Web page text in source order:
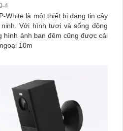
₫
White là một thiết bị đáng tin cậy
động
hình ảnh ban đêm cũng được cải
10m